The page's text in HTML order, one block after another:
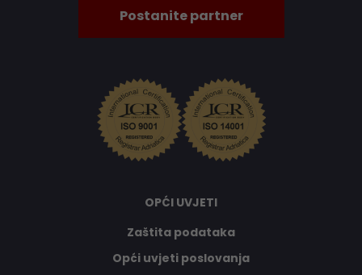
Postanite partner
OPĆI UVJETI
Zaštita podataka
Opći uvjeti poslovanja